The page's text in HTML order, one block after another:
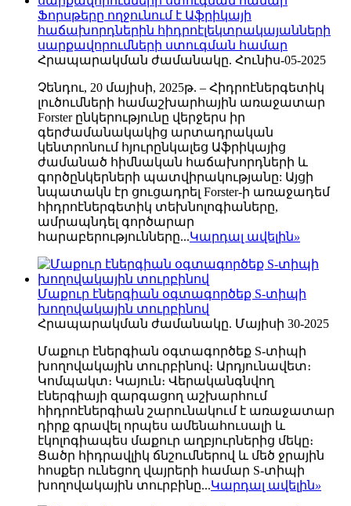
Ֆորսթերը ողջունում է Աֆրիկայի
հաճախորդներին հիդրոէլեկտրակայանների
սարքավորումների ստուգման համար
Հրապարակման ժամանակը. Հունիս-05-2025
Չենդու, 20 մայիսի, 2025թ. – Հիդրոէներգետիկ
լուծումների համաշխարհային առաջատար
Forster ընկերությունը վերջերս իր
գերժամանակակից արտադրական
կենտրոնում հյուրընկալեց Աֆրիկայից
ժամանած հիմնական հաճախորդների և
գործընկերների պատվիրակությանը: Այցի
նպատակն էր ցուցադրել Forster-ի առաջադեմ
հիդրոէներգետիկ տեխնոլոգիաները,
ամրապնդել գործարար
հարաբերությունները...Կարդալ ավելին»
Մաքուր էներգիան օգտագործեք S-տիպի
խողովակային տուրբինով
Հրապարակման ժամանակը. Մայիսի 30-2025
Մաքուր էներգիան օգտագործեք S-տիպի
խողովակային տուրբինով։ Արդյունավետ։
Կոմպակտ։ Կայուն։ Վերականգնվող
էներգիայի զարգացող աշխարհում
հիդրոէներգիան շարունակում է առաջատար
դիրք գրավել որպես ամենահուսալի և
էկոլոգիապես մաքուր աղբյուրներից մեկը։
Ցածր հիդրավլիկ ճնշումներով և մեծ ջրային
հոսքեր ունեցող վայրերի համար S-տիպի
խողովակային տուրբինը...Կարդալ ավելին»